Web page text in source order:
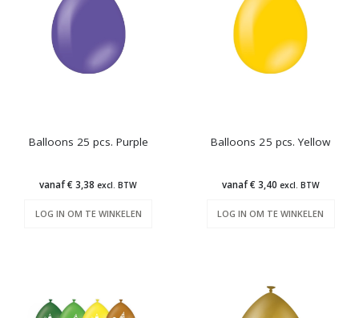
Balloons 25 pcs. Purple
vanaf € 3,38excl. BTW
LOG IN OM TE WINKELEN
Balloons 25 pcs. Yellow
vanaf € 3,40 excl. BTW
LOG IN OM TE WINKELEN